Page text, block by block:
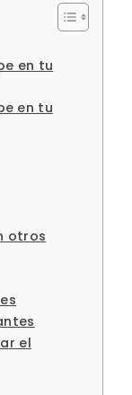
en tu
en tu
otros
el